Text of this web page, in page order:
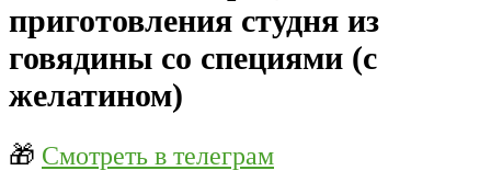
приготовления студня из
говядины со специями (с
желатином)
🎁 Смотреть в телеграм